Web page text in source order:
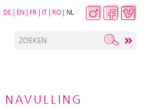
DE | EN | FR | IT | RO | NL